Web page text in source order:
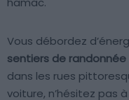
Vous débordez
sentiers de
dans les rues
voiture, n’hésitez pas